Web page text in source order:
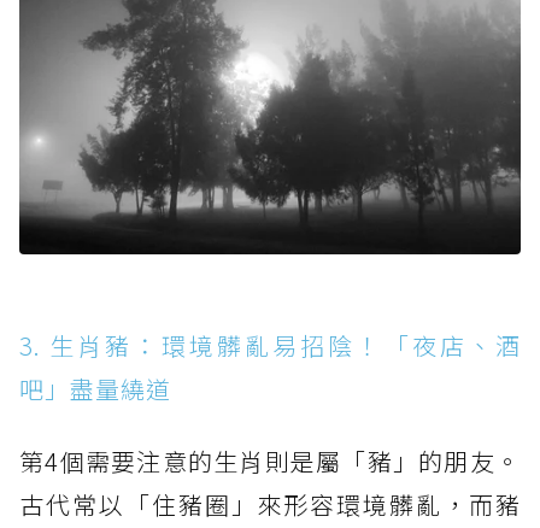
3. 生肖豬：環境髒亂易招陰！「夜店、酒
吧」盡量繞道
第4個需要注意的生肖則是屬「豬」的朋友。
古代常以「住豬圈」來形容環境髒亂，而豬